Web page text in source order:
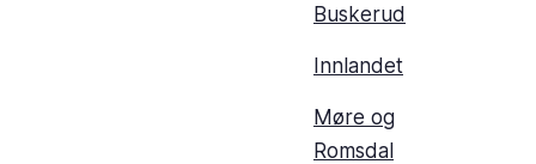
Buskerud
Innlandet
Møre og
Romsdal